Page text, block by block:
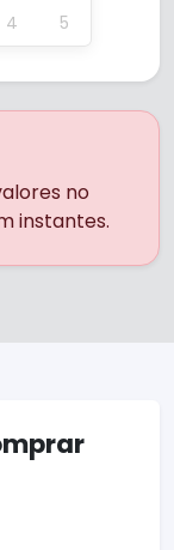
4 5
no
instantes.